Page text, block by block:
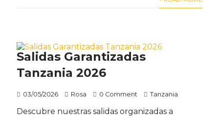
Salidas Garantizadas
Tanzania 2026
03/05/2026 Rosa 0 Comment Tanzania
Descubre nuestras salidas organizadas a